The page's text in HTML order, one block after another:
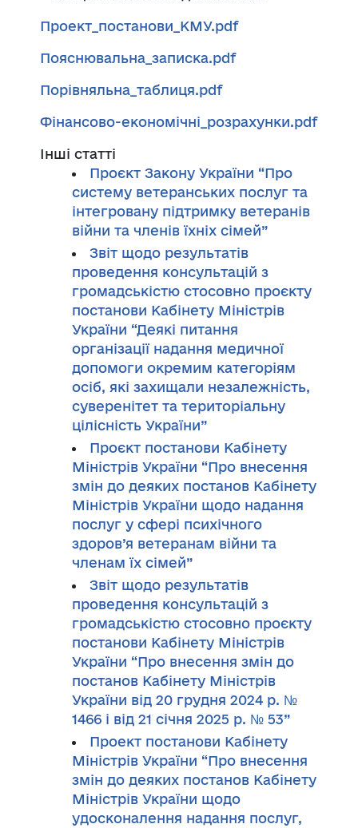
Проект_постанови_КМУ.pdf
Пояснювальна_записка.pdf
Порівняльна_таблиця.pdf
Фінансово-економічні_розрахунки.pdf
Інші статті
Проєкт Закону України “Про
систему ветеранських послуг та
інтегровану підтримку ветеранів
війни та членів їхніх сімей”
Звіт щодо результатів
проведення консультацій з
громадськістю стосовно проєкту
постанови Кабінету Міністрів
України “Деякі питання
організації надання медичної
допомоги окремим категоріям
осіб, які захищали незалежність,
суверенітет та територіальну
цілісність України”
Проєкт постанови Кабінету
Міністрів України “Про внесення
змін до деяких постанов Кабінету
Міністрів України щодо надання
послуг у сфері психічного
здоров’я ветеранам війни та
членам їх сімей”
Звіт щодо результатів
проведення консультацій з
громадськістю стосовно проєкту
постанови Кабінету Міністрів
України “Про внесення змін до
постанов Кабінету Міністрів
України від 20 грудня 2024 р. №
1466 і від 21 січня 2025 р. № 53”
Проект постанови Кабінету
Міністрів України “Про внесення
змін до деяких постанов Кабінету
Міністрів України щодо
удосконалення надання послуг,